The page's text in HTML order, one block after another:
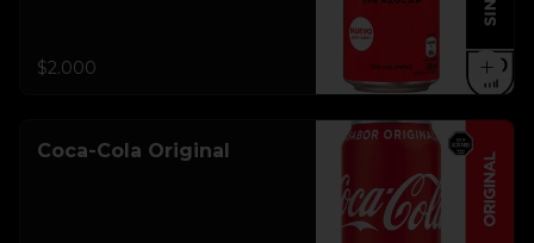
$2.000
Coca-Cola Original